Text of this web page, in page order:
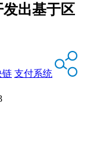
出基于区
链 支付系统